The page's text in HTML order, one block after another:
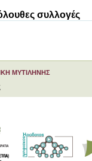
συλλογές
ΜΥΤΙΛΗΝΗΣ